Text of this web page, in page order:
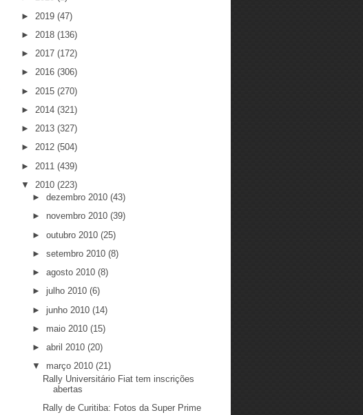
► 2019 (47)
► 2018 (136)
► 2017 (172)
► 2016 (306)
► 2015 (270)
► 2014 (321)
► 2013 (327)
► 2012 (504)
► 2011 (439)
▼ 2010 (223)
► dezembro 2010 (43)
► novembro 2010 (39)
► outubro 2010 (25)
► setembro 2010 (8)
► agosto 2010 (8)
► julho 2010 (6)
► junho 2010 (14)
► maio 2010 (15)
► abril 2010 (20)
▼ março 2010 (21)
Rally Universitário Fiat tem inscrições
abertas
Rally de Curitiba: Fotos da Super Prime